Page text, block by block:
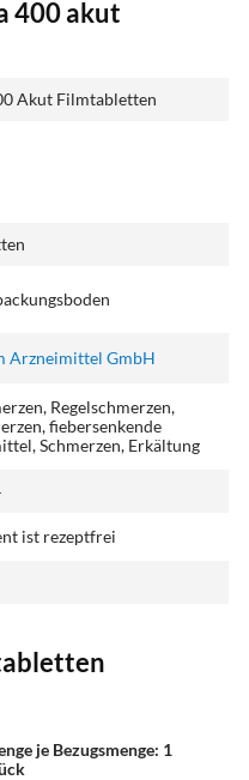
400 akut
Akut Filmtabletten
Arzneimittel GmbH
Regelschmerzen,
fiebersenkende
Schmerzen, Erkältung
ist rezeptfrei
je Bezugsmenge: 1